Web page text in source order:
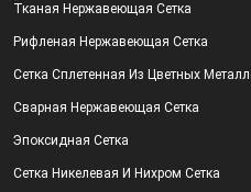
Тканая Нержавеющая Сетка
Рифленая Нержавеющая Сетка
Сетка Сплетенная Из Цветных
Сварная Нержавеющая Сетка
Эпоксидная Сетка
Сетка Никелевая И Нихром Сетка